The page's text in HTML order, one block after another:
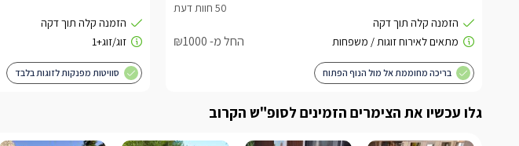
החל מ- ₪1000
בריכה מחוממת אל מול הנוף הפתוח סוויטות מפנקות לזוגות בלבד
גלו עכשיו את הצימרים הזמינים לסופ"ש הקרוב